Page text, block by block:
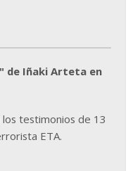
de Iñaki Arteta en
testimonios de 13
ETA.